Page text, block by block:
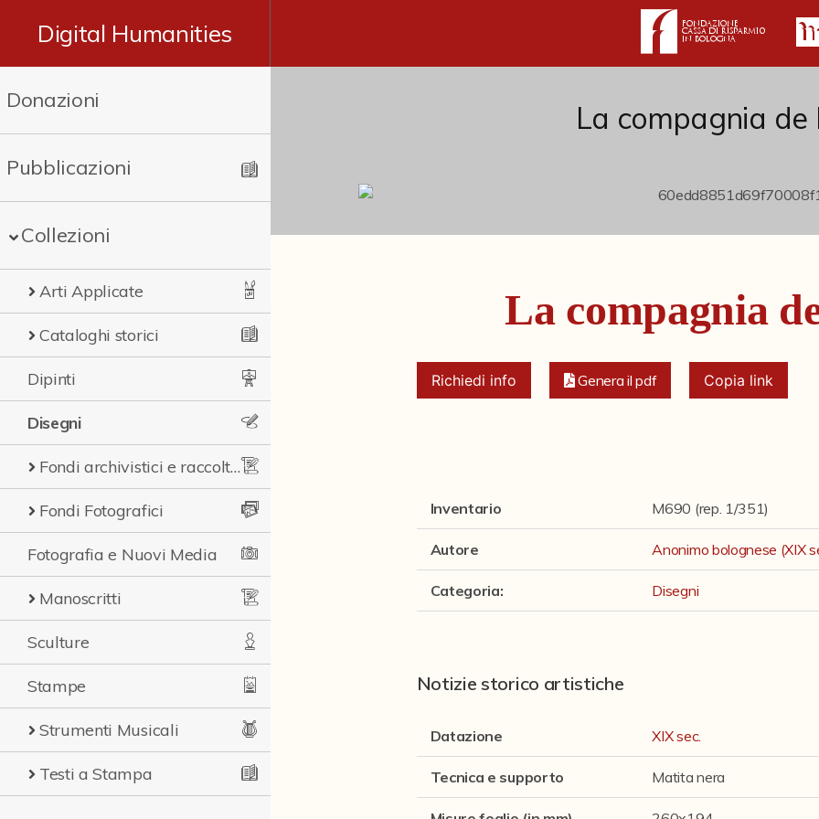
Digital Humanities
Donazioni
Pubblicazioni
Collezioni
Arti Applicate
Cataloghi storici
Dipinti
Disegni
Fondi archivistici e raccolte documentarie
Fondi Fotografici
Fotografia e Nuovi Media
Manoscritti
Sculture
Stampe
Strumenti Musicali
Testi a Stampa
La compagnia de
La compagnia
Richiedi info Genera il pdf Copia link
Inventario M690 (rep. 1/351)
Autore Anonimo bolognese (XIX
Categoria: Disegni
Notizie storico artistiche
Datazione XIX sec.
Tecnica e supporto Matita nera